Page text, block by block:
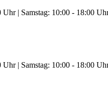
| Samstag: 10:00 - 18:00
| Samstag: 10:00 - 18:00